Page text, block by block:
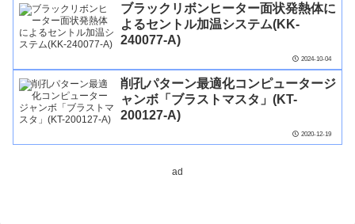
ブラックリボンヒーター面状発熱体に
よるセントル加温システム(KK-
240077-A)
2024-10-04
削孔パターン最適化コンピュータージ
ャンボ「ブラストマスタ」(KT-
200127-A)
2020-12-19
ad